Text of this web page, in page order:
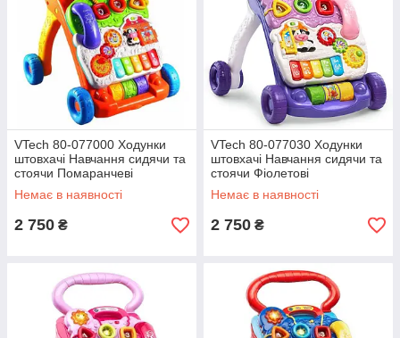
VTech 80-077000 Ходунки
штовхачі Навчання сидячи та
стоячи Помаранчеві
Немає в наявності
2 750 ₴
VTech 80-077030 Ходунки
штовхачі Навчання сидячи та
стоячи Фіолетові
Немає в наявності
2 750 ₴